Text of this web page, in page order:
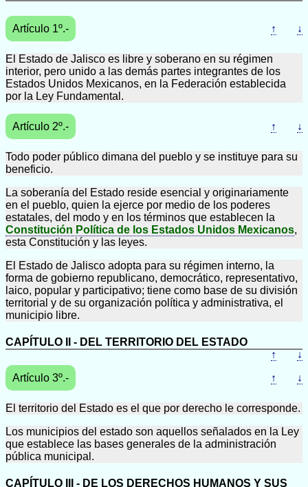
Artículo 1º.- ↑ ↓
El Estado de Jalisco es libre y soberano en su régimen
interior, pero unido a las demás partes integrantes de los
Estados Unidos Mexicanos, en la Federación establecida
por la Ley Fundamental.
Artículo 2º.- ↑ ↓
Todo poder público dimana del pueblo y se instituye para su
beneficio.
La soberanía del Estado reside esencial y originariamente
en el pueblo, quien la ejerce por medio de los poderes
estatales, del modo y en los términos que establecen la
Constitución Política de los Estados Unidos Mexicanos,
esta Constitución y las leyes.
El Estado de Jalisco adopta para su régimen interno, la
forma de gobierno republicano, democrático, representativo,
laico, popular y participativo; tiene como base de su división
territorial y de su organización política y administrativa, el
municipio libre.
CAPÍTULO II - DEL TERRITORIO DEL ESTADO
↑
↓
Artículo 3º.-
↑ ↓
El territorio del Estado es el que por derecho le corresponde.
Los municipios del estado son aquellos señalados en la Ley
que establece las bases generales de la administración
pública municipal.
CAPÍTULO III - DE LOS DERECHOS HUMANOS Y SUS